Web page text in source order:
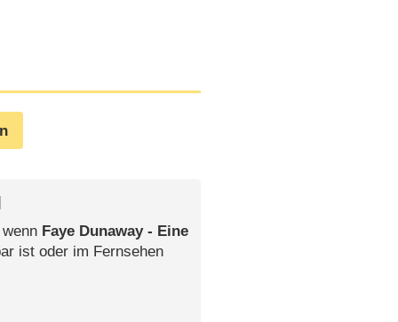
Faye Dunaway - Eine
ist oder im Fernsehen